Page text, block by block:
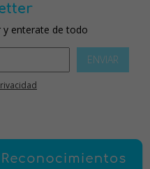
y enterate de todo
ENVIAR